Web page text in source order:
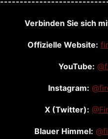
Verbinden Sie sich
Offizielle Website:
YouTube:
Instagram:
X (Twitter):
Blauer Himmel: